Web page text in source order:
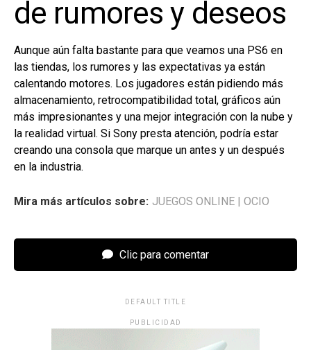
de rumores y deseos
Aunque aún falta bastante para que veamos una PS6 en
las tiendas, los rumores y las expectativas ya están
calentando motores. Los jugadores están pidiendo más
almacenamiento, retrocompatibilidad total, gráficos aún
más impresionantes y una mejor integración con la nube y
la realidad virtual. Si Sony presta atención, podría estar
creando una consola que marque un antes y un después
en la industria.
Mira más artículos sobre: JUEGOS ONLINE OCIO
Clic para comentar
DEFAULT TITLE
PUBLICIDAD